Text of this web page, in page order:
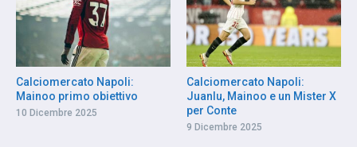
Calciomercato Napoli:
Mainoo primo obiettivo
10 Dicembre 2025
Calciomercato Napoli:
Juanlu, Mainoo e un Mister X
per Conte
9 Dicembre 2025